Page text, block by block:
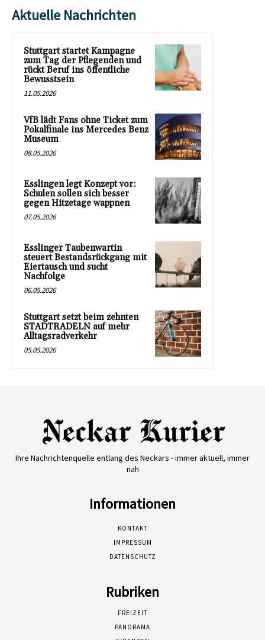
Aktuelle Nachrichten
Stuttgart startet Kampagne
zum Tag der Pflegenden und
rückt Beruf ins öffentliche
Bewusstsein
11.05.2026
VfB lädt Fans ohne Ticket zum
Pokalfinale ins Mercedes Benz
Museum
08.05.2026
Esslingen legt Konzept vor:
Schulen sollen sich besser
gegen Hitzetage wappnen
07.05.2026
Esslinger Taubenwartin
steuert Bestandsrückgang mit
Eiertausch und sucht
Nachfolge
06.05.2026
Stuttgart setzt beim zehnten
STADTRADELN auf mehr
Alltagsradverkehr
05.05.2026
Ihre Nachrichtenquelle entlang des Neckars - immer aktuell, immer
nah
Informationen
KONTAKT
IMPRESSUM
DATENSCHUTZ
Rubriken
FREIZEIT
PANORAMA